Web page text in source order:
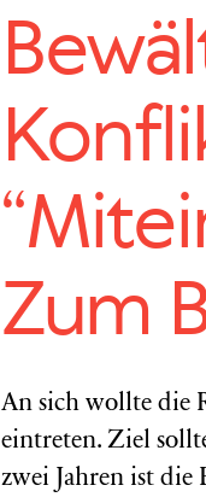
Zum
An sich wollte die
eintreten. Ziel
zwei Jahren ist